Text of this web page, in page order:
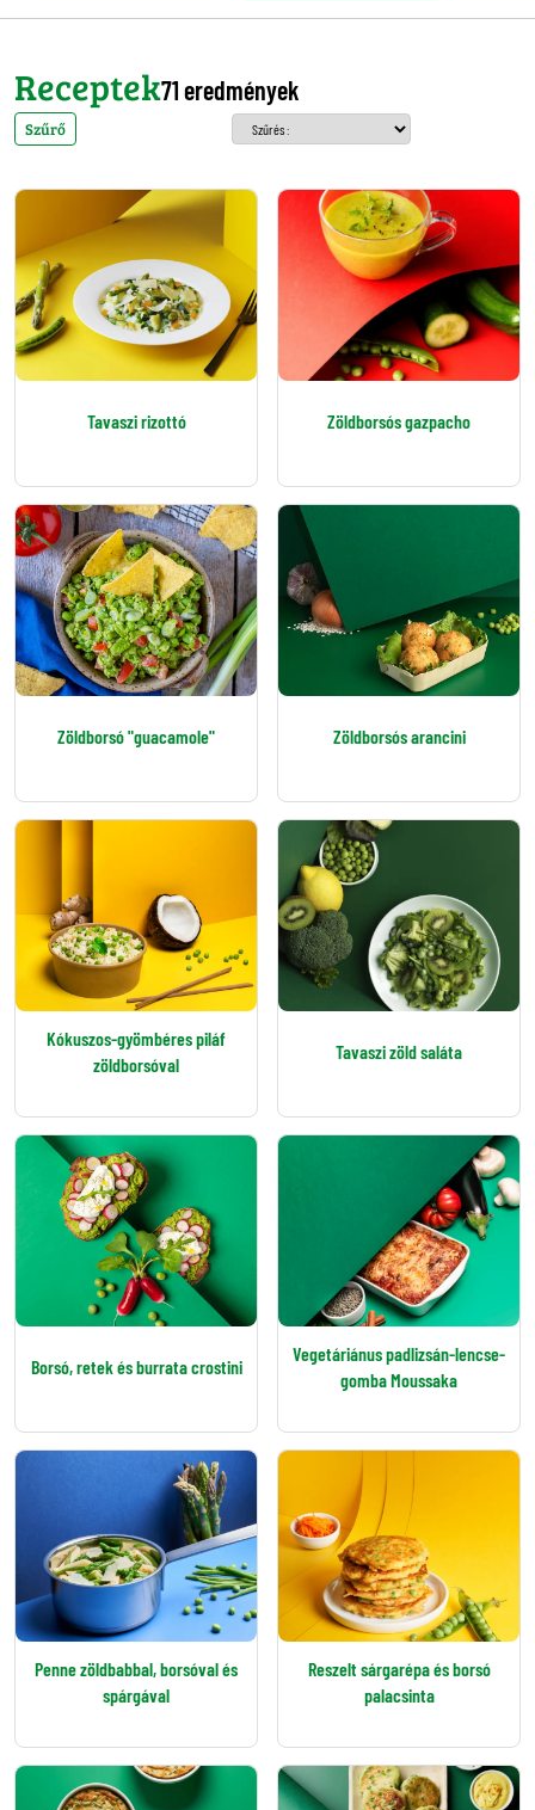
Receptek71 eredmények
Szűrő
Tavaszi rizottó Zöldborsós gazpacho
Zöldborsó "guacamole" Zöldborsós arancini
Kókuszos-gyömbéres piláf
zöldborsóval
Tavaszi zöld saláta
Borsó, retek és burrata crostini
Vegetáriánus padlizsán-lencse-
gomba Moussaka
Penne zöldbabbal, borsóval és
spárgával
Reszelt sárgarépa és borsó
palacsinta